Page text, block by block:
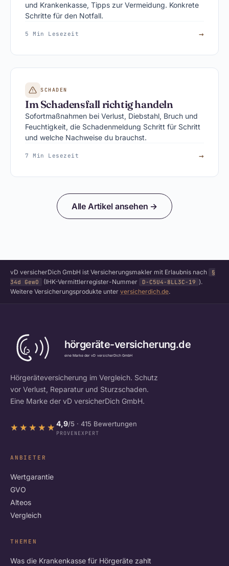
und Krankenkasse, Tipps zur Vermeidung. Konkrete
Schritte für den Notfall.
5 Min Lesezeit →
SCHADEN
Im Schadensfall richtig handeln
Sofortmaßnahmen bei Verlust, Diebstahl, Bruch und
Feuchtigkeit, die Schadenmeldung Schritt für Schritt
und welche Nachweise du brauchst.
7 Min Lesezeit →
Alle Artikel ansehen →
vD versicherDich GmbH ist Versicherungsmakler mit Erlaubnis nach
§
34d GewO
(IHK-Vermittlerregister-Nummer D-C5U4-8LL3C-19 ).
Weitere Versicherungsprodukte unter versicherdich.de.
Hörgeräteversicherung im Vergleich. Schutz
vor Verlust, Reparatur und Sturzschaden.
Eine Marke der vD versicherDich GmbH.
★★★★★
★★★★★ 4,9/5 · 415 Bewertungen
PROVENEXPERT
ANBIETER
Wertgarantie
GVO
Alteos
Vergleich
THEMEN
Was die Krankenkasse für Hörgeräte zahlt